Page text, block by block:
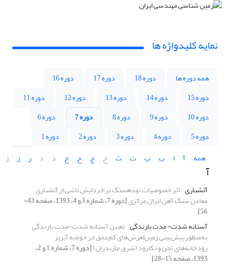
نمایه کلیدواژه ها
همه دوره ها دوره 18 دوره 17
دوره 16
دوره 15
دوره 14 دوره 13 دوره 12
دوره 11
دوره 10
دوره 9 دوره 8 دوره 7
دوره 6
دوره 5
دوره 4 دوره 3 دوره 2
دوره 1
همه
آ ا ب پ ت ث ج چ ح خ د ذ ر ز ژ
آ
آتشباری اثر خصوصیات توده‎سنگ بر خردایش ناشی از آتشباری
معادن سنگ آهن ایران مرکزی [دوره 7، شماره 3 و 4، 1393، صفحه 43-
56]
آستانه شدت- مدت بارندگی تعیین آستانه شدت-مدت بارندگی
به‌منظور پیش‌بینی زمین‌لغزش‌های کم‌عمق در حوضه آبریز
رودخانه‌های تجن و نکارود (شرق مازندران) [دوره 7، شماره 1 و 2،
1393، صفحه 15-28]